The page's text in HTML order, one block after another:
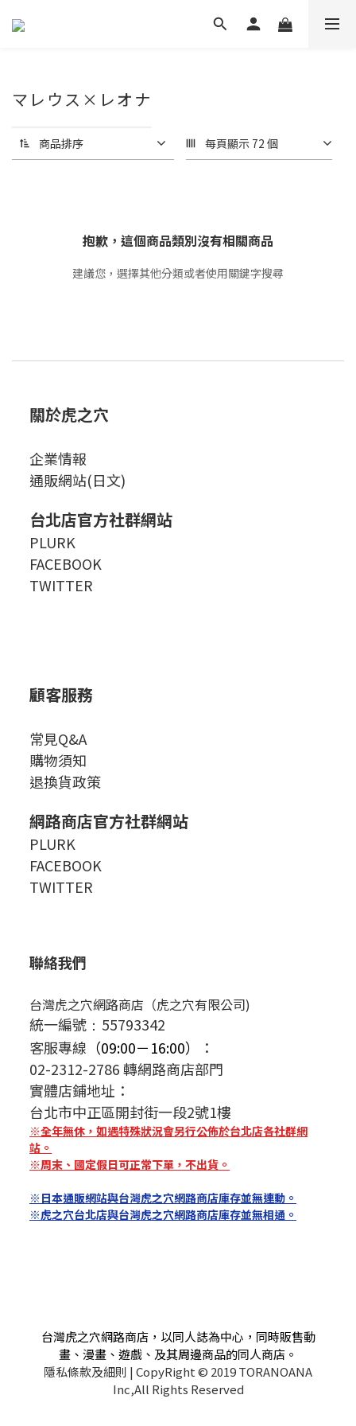
マレウス×レオナ
商品排序 每頁顯示 72 個
抱歉，這個商品類別沒有相關商品
建議您，選擇其他分類或者使用關鍵字搜尋
關於虎之穴
企業情報
通販網站(日文)
台北店官方社群網站
PLURK
FACEBOOK
TWITTER
顧客服務
常見Q&A
購物須知
退換貨政策
網路商店官方社群網站
PLURK
FACEBOOK
TWITTER
聯絡我們
台灣虎之穴網路商店（虎之穴有限公司)
統一編號 ： 55793342
客服專線 （09:00－16:00）
：
02-2312-2786 轉網路商店部門
實體店鋪地址：
台北市中正區開封街一段2號1樓
※全年無休，如遇特殊狀況會另行公佈於台北店各社群網
站。
※周末、國定假日可正常下單，不出貨。
※日本通販網站與台灣虎之穴網路商店庫存並無連動。
※虎之穴台北店與台灣虎之穴網路商店庫存並無相通。
台灣虎之穴網路商店，以同人誌為中心，同時販售動
畫、漫畫、遊戲、及其周邊商品的同人商店。
隱私條款及細則 | CopyRight © 2019 TORANOANA
Inc,All Rights Reserved